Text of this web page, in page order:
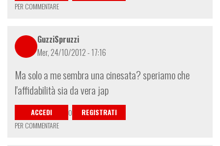
PER COMMENTARE
GuzziSpruzzi
Mer, 24/10/2012 - 17:16
Ma solo a me sembra una cinesata? speriamo che
l'affidabilità sia da vera jap
ACCEDI O
REGISTRATI
PER COMMENTARE